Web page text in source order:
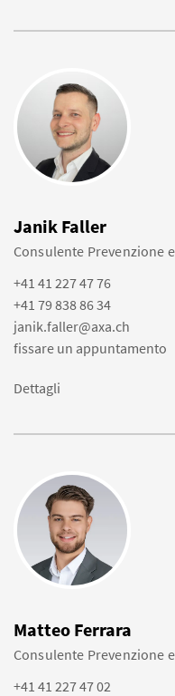
Janik Faller
Consulente Prevenzione
+41 41 227 47 76
+41 79 838 86 34
janik.faller@axa.ch
fissare un appuntamento
Dettagli
Matteo Ferrara
Consulente Prevenzione
+41 41 227 47 02